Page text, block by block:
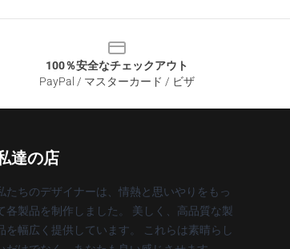
100％安全なチェックアウト
PayPal / マスターカード / ビザ
達の店
たちのデザイナーは、情熱と思いやりをもっ
各製品を制作しました。 美しく、高品質な製
を幅広く提供しています。 これらは素晴らし